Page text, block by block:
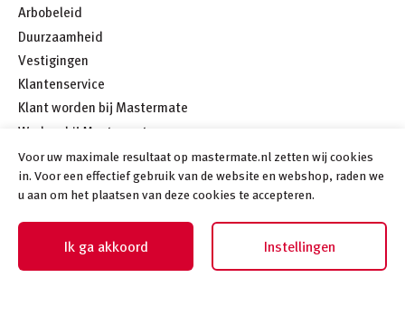
Voor uw maximale resultaat op mastermate.nl zetten wij cookies
in. Voor een effectief gebruik van de website en webshop, raden we
u aan om het plaatsen van deze cookies te accepteren.
Ik ga akkoord Instellingen
Arbobeleid
Duurzaamheid
Vestigingen
Klantenservice
Klant worden bij Mastermate
Werken bij Mastermate
Meer